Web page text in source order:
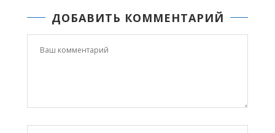
ДОБАВИТЬ КОММЕНТАРИЙ